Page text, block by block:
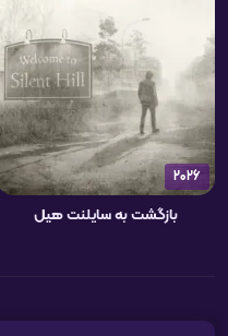
2026
بازگشت به سایلنت هیل